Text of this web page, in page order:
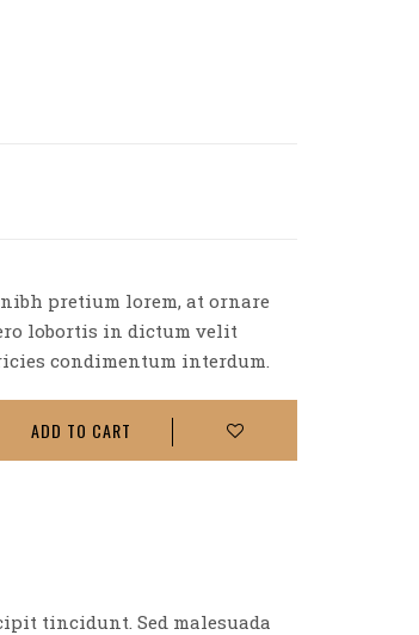
pretium lorem, at ornare
lobortis in dictum velit
condimentum interdum.
ADD TO CART
tincidunt. Sed malesuada